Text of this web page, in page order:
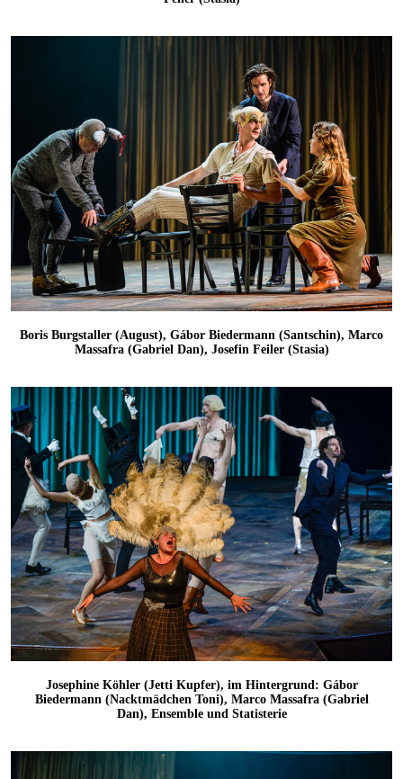
Boris Burgstaller (August), Gábor Biedermann (Santschin), Marco
Massafra (Gabriel Dan), Josefin Feiler (Stasia)
Josephine Köhler (Jetti Kupfer), im Hintergrund: Gábor
Biedermann (Nacktmädchen Toni), Marco Massafra (Gabriel
Dan), Ensemble und Statisterie